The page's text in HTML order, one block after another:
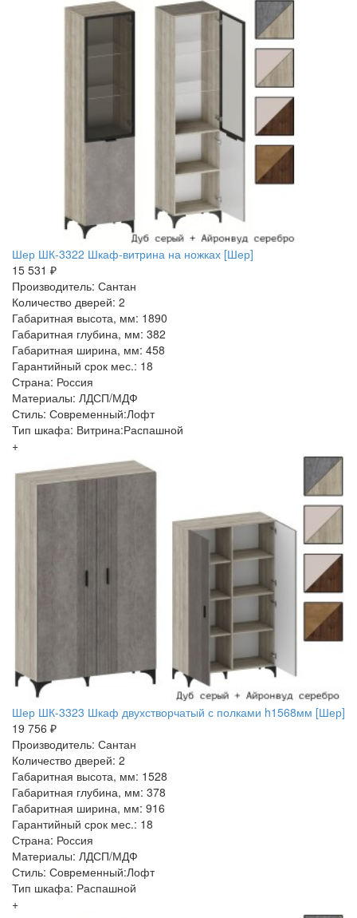
Шер ШК-3322 Шкаф-витрина на ножках [Шер]
15 531 ₽
Производитель: Сантан
Количество дверей: 2
Габаритная высота, мм: 1890
Габаритная глубина, мм: 382
Габаритная ширина, мм: 458
Гарантийный срок мес.: 18
Страна: Россия
Материалы: ЛДСП/МДФ
Стиль: Современный:Лофт
Тип шкафа: Витрина:Распашной
+
Шер ШК-3323 Шкаф двухстворчатый с полками h1568мм [Шер]
19 756 ₽
Производитель: Сантан
Количество дверей: 2
Габаритная высота, мм: 1528
Габаритная глубина, мм: 378
Габаритная ширина, мм: 916
Гарантийный срок мес.: 18
Страна: Россия
Материалы: ЛДСП/МДФ
Стиль: Современный:Лофт
Тип шкафа: Распашной
+